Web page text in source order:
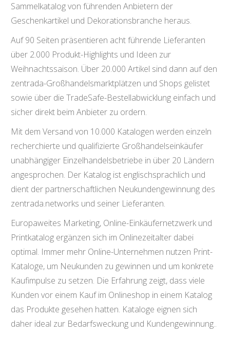
Sammelkatalog von führenden Anbietern der
Geschenkartikel und Dekorationsbranche heraus.
Auf 90 Seiten präsentieren acht führende Lieferanten
über 2.000 Produkt-Highlights und Ideen zur
Weihnachtssaison. Über 20.000 Artikel sind dann auf den
zentrada-Großhandelsmarktplätzen und Shops gelistet
sowie über die TradeSafe-Bestellabwicklung einfach und
sicher direkt beim Anbieter zu ordern.
Mit dem Versand von 10.000 Katalogen werden einzeln
recherchierte und qualifizierte Großhandelseinkäufer
unabhängiger Einzelhandelsbetriebe in über 20 Ländern
angesprochen. Der Katalog ist englischsprachlich und
dient der partnerschaftlichen Neukundengewinnung des
zentrada.networks und seiner Lieferanten.
Europaweites Marketing, Online-Einkäufernetzwerk und
Printkatalog ergänzen sich im Onlinezeitalter dabei
optimal. Immer mehr Online-Unternehmen nutzen Print-
Kataloge, um Neukunden zu gewinnen und um konkrete
Kaufimpulse zu setzen. Die Erfahrung zeigt, dass viele
Kunden vor einem Kauf im Onlineshop in einem Katalog
das Produkte gesehen hatten. Kataloge eignen sich
daher ideal zur Bedarfsweckung und Kundengewinnung..